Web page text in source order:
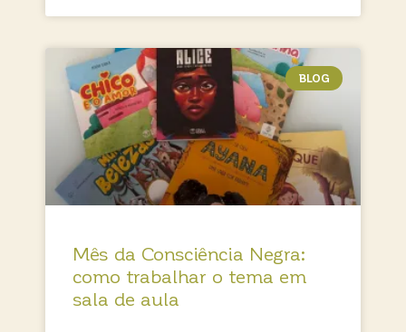
BLOG
Mês da Consciência Negra:
como trabalhar o tema em
sala de aula